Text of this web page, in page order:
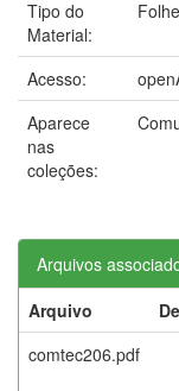
Tipo do
Material:
Acesso:
Aparece
nas
coleções:
Arquivos
Arquivo
comtec206.pdf